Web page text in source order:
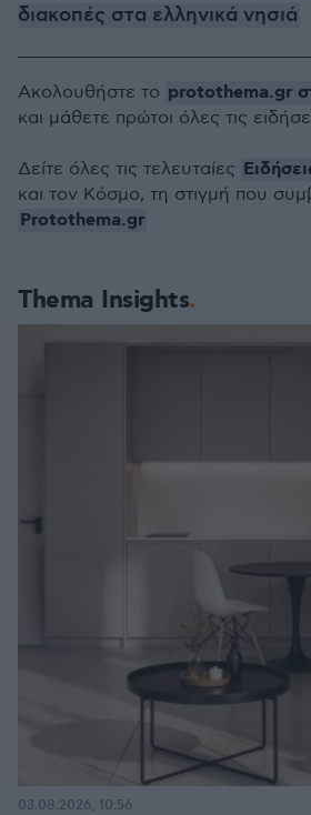
διακοπές στα ελληνικά νησιά
Thema Insights
03.08.2026, 10:56
Ακολουθήστε το protothema.gr
και μάθετε πρώτοι όλες τις
Δείτε όλες τις τελευταίες
και τον Κόσμο, τη στιγμή που
Protothema.gr